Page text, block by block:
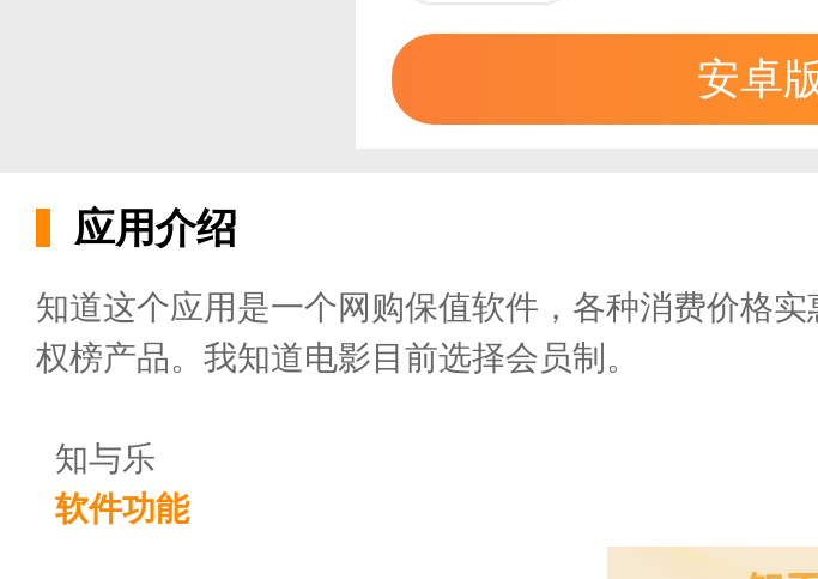
安卓
应用介绍
知道这个应用是一个网购保值软件，各种消费价格
权榜产品。我知道电影目前选择会员制。
知与乐
软件功能